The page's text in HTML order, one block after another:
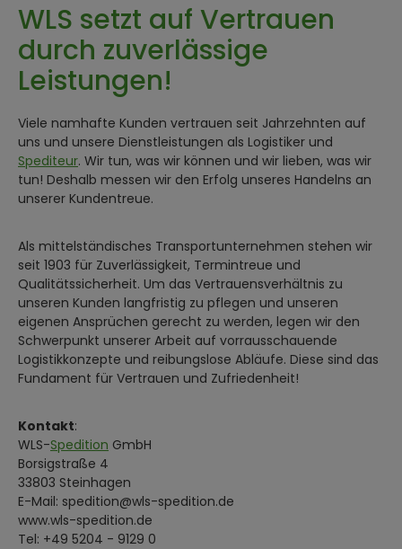
WLS setzt auf Vertrauen
durch zuverlässige
Leistungen!
Viele namhafte Kunden vertrauen seit Jahrzehnten auf
uns und unsere Dienstleistungen als Logistiker und
Spediteur. Wir tun, was wir können und wir lieben, was wir
tun! Deshalb messen wir den Erfolg unseres Handelns an
unserer Kundentreue.
Als mittelständisches Transportunternehmen stehen wir
seit 1903 für Zuverlässigkeit, Termintreue und
Qualitätssicherheit. Um das Vertrauensverhältnis zu
unseren Kunden langfristig zu pflegen und unseren
eigenen Ansprüchen gerecht zu werden, legen wir den
Schwerpunkt unserer Arbeit auf vorrausschauende
Logistikkonzepte und reibungslose Abläufe. Diese sind das
Fundament für Vertrauen und Zufriedenheit!
Kontakt:
WLS-Spedition GmbH
Borsigstraße 4
33803 Steinhagen
E-Mail: spedition@wls-spedition.de
www.wls-spedition.de
Tel: +49 5204 - 9129 0